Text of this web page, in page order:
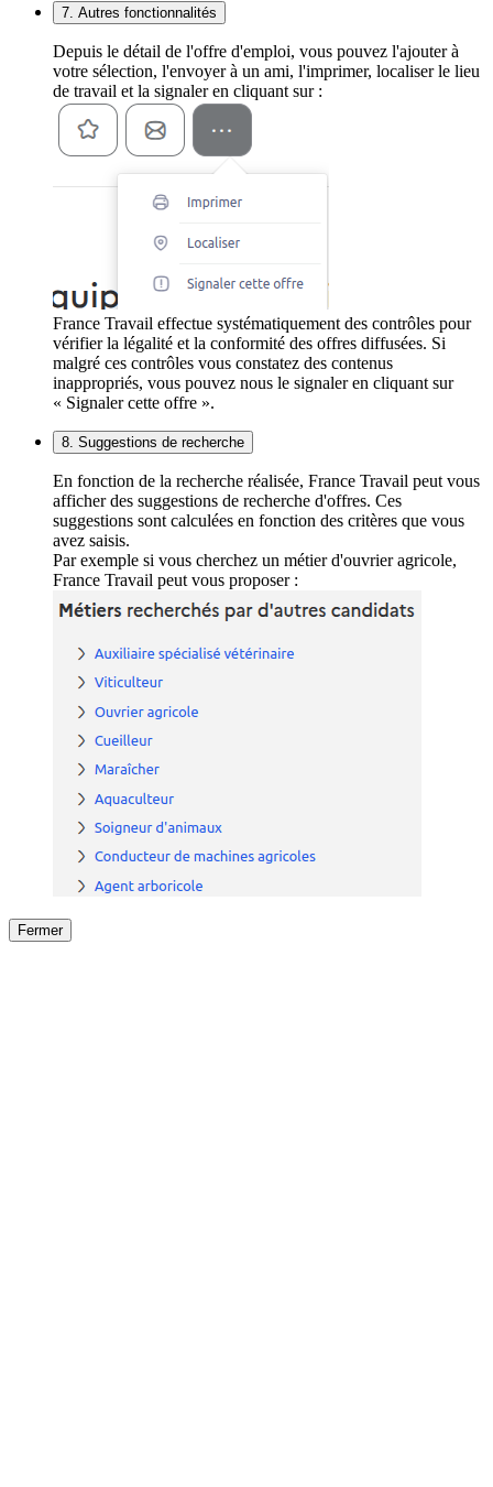
7. Autres fonctionnalités
Depuis le détail de l'offre d'emploi, vous pouvez l'ajouter à
votre sélection, l'envoyer à un ami, l'imprimer, localiser le lieu
de travail et la signaler en cliquant sur :
France Travail effectue systématiquement des contrôles pour
vérifier la légalité et la conformité des offres diffusées. Si
malgré ces contrôles vous constatez des contenus
inappropriés, vous pouvez nous le signaler en cliquant sur
« Signaler cette offre ».
8. Suggestions de recherche
En fonction de la recherche réalisée, France Travail peut vous
afficher des suggestions de recherche d'offres. Ces
suggestions sont calculées en fonction des critères que vous
avez saisis.
Par exemple si vous cherchez un métier d'ouvrier agricole,
France Travail peut vous proposer :
Fermer